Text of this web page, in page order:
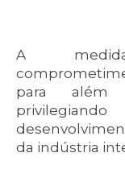
A
para além
da indústria